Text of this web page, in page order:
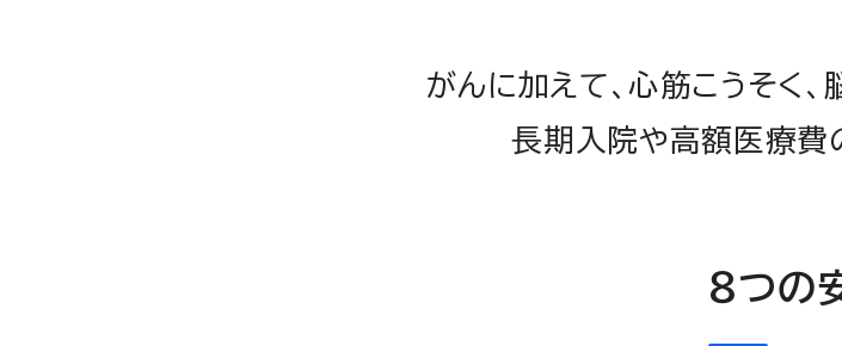
がんに加えて、心筋こうそく
長期入院や高額医療費
８つの